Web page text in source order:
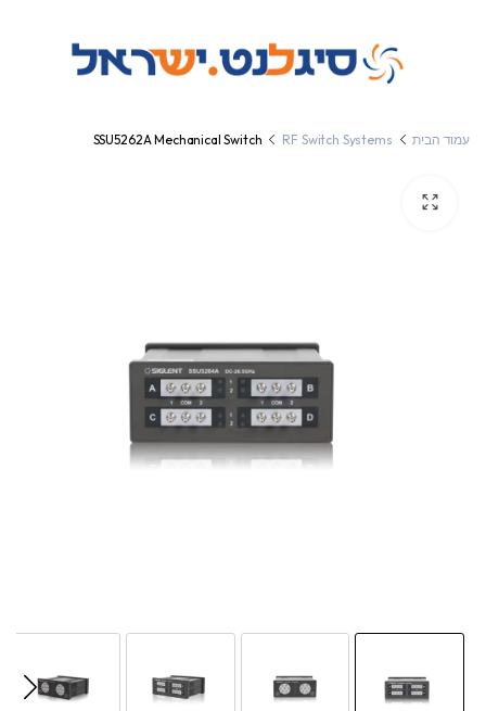
עמוד הבית RF Switch Systems
SSU5262A Mechanical Switch